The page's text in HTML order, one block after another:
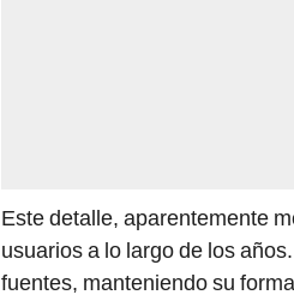
Este detalle, aparentemente
usuarios a lo largo de los
fuentes, manteniendo su